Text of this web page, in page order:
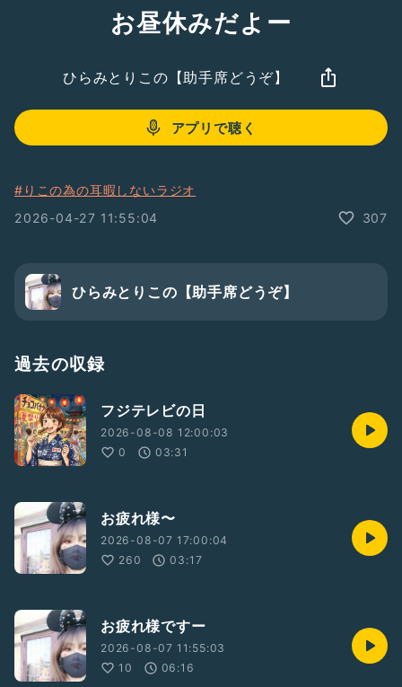
お昼休みだよー
ひらみとりこの【助手席どうぞ】
アプリで聴く
#りこの為の耳暇しないラジオ
2026-04-27 11:55:04
307
ひらみとりこの【助手席どうぞ】
過去の収録
フジテレビの日
2026-08-08 12:00:03
0
03:31
お疲れ様〜
2026-08-07 17:00:04
260
03:17
お疲れ様ですー
2026-08-07 11:55:03
10
06:16